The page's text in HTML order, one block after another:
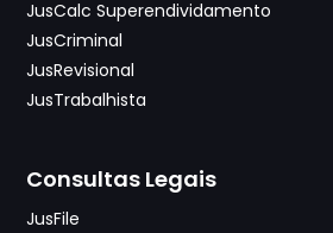
JusCalc Superendividamento
JusCriminal
JusRevisional
JusTrabalhista
Consultas Legais
JusFile